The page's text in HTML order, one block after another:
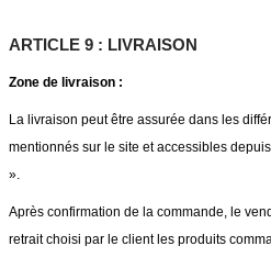
ARTICLE 9 : LIVRAISON
Zone de livraison :
La livraison peut être assurée dans les
mentionnés sur le site et accessibles
».
Après confirmation de la commande, le
retrait choisi par le client les produits